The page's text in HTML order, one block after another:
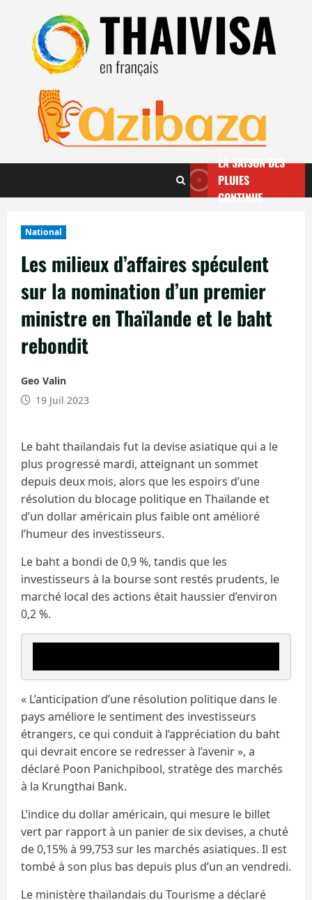
contenu
LA SAISON DES
PLUIES
CONTINUE
National
Les milieux d’affaires spéculent
sur la nomination d’un premier
ministre en Thaïlande et le baht
rebondit
Geo Valin
19 Juil 2023
Le baht thaïlandais fut la devise asiatique qui a le
plus progressé mardi, atteignant un sommet
depuis deux mois, alors que les espoirs d’une
résolution du blocage politique en Thaïlande et
d’un dollar américain plus faible ont amélioré
l’humeur des investisseurs.
Le baht a bondi de 0,9 %, tandis que les
investisseurs à la bourse sont restés prudents, le
marché local des actions était haussier d’environ
0,2 %.
« L’anticipation d’une résolution politique dans le
pays améliore le sentiment des investisseurs
étrangers, ce qui conduit à l’appréciation du baht
qui devrait encore se redresser à l’avenir », a
déclaré Poon Panichpibool, stratège des marchés
à la Krungthai Bank.
L’indice du dollar américain, qui mesure le billet
vert par rapport à un panier de six devises, a chuté
de 0,15% à 99,753 sur les marchés asiatiques. Il est
tombé à son plus bas depuis plus d’un an vendredi.
Le ministère thaïlandais du Tourisme a déclaré